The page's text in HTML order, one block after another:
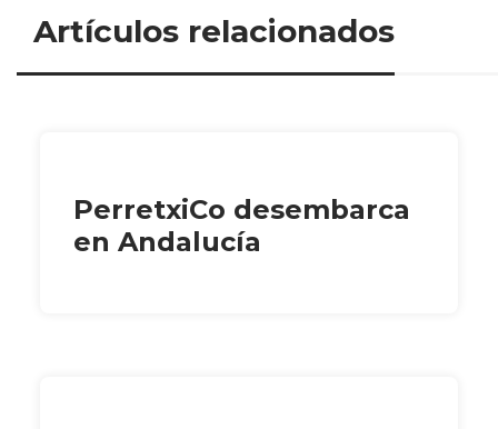
Artículos relacionados
PerretxiCo desembarca
en Andalucía